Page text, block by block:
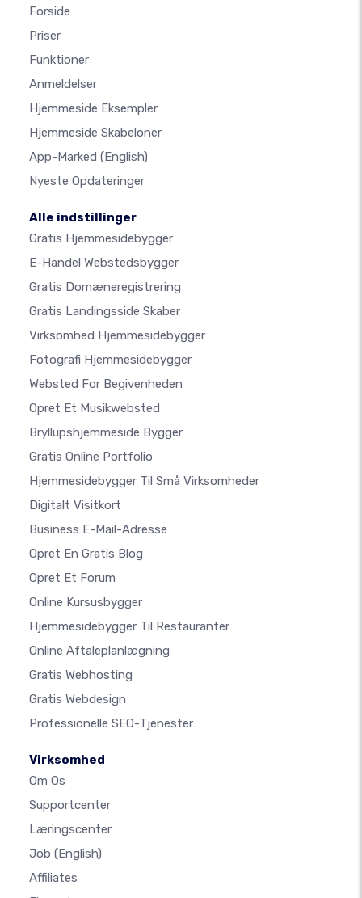
Forside
Priser
Funktioner
Anmeldelser
Hjemmeside Eksempler
Hjemmeside Skabeloner
App-Marked (English)
Nyeste Opdateringer
Alle indstillinger
Gratis Hjemmesidebygger
E-Handel Webstedsbygger
Gratis Domæneregistrering
Gratis Landingsside Skaber
Virksomhed Hjemmesidebygger
Fotografi Hjemmesidebygger
Websted For Begivenheden
Opret Et Musikwebsted
Bryllupshjemmeside Bygger
Gratis Online Portfolio
Hjemmesidebygger Til Små Virksomheder
Digitalt Visitkort
Business E-Mail-Adresse
Opret En Gratis Blog
Opret Et Forum
Online Kursusbygger
Hjemmesidebygger Til Restauranter
Online Aftaleplanlægning
Gratis Webhosting
Gratis Webdesign
Professionelle SEO-Tjenester
Virksomhed
Om Os
Supportcenter
Læringscenter
Job (English)
Affiliates